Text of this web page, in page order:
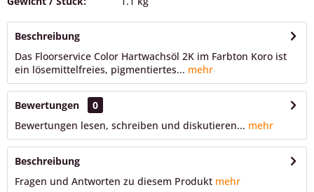
Beschreibung
Das Floorservice Color Hartwachsöl 2K im Farbton Koro ist
ein lösemittelfreies, pigmentiertes... mehr
Bewertungen
0
Bewertungen lesen, schreiben und diskutieren... mehr
Beschreibung
Fragen und Antworten zu diesem Produkt mehr